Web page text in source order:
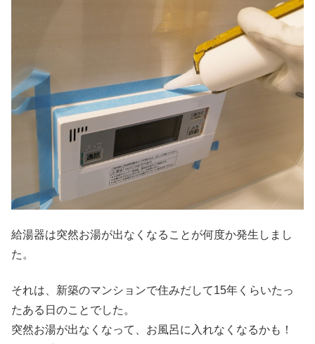
給湯器は突然お湯が出なくなることが何度か発生しまし
た。
それは、新築のマンションで住みだして15年くらいたっ
たある日のことでした。
突然お湯が出なくなって、お風呂に入れなくなるかも！